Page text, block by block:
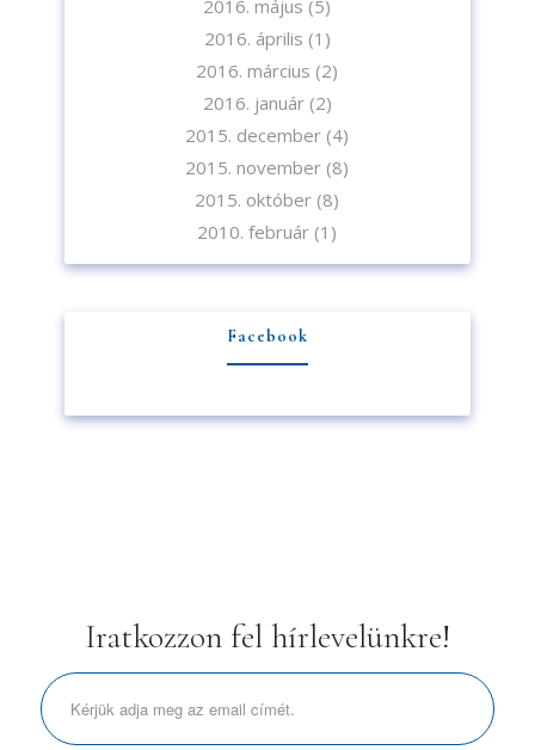
2016. május (5)
2016. április (1)
2016. március (2)
2016. január(2)
2015. december (4)
2015. november (8)
2015. október (8)
2010. február (1)
Facebook
Iratkozzon fel hírlevelünkre!